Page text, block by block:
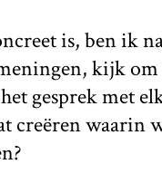
is, ben ik
kijk
gesprek met
creëren waarin